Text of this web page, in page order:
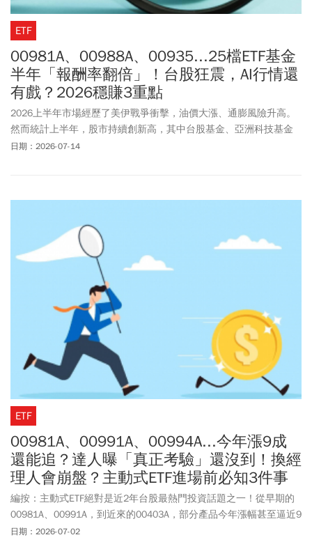
ETF
00981A、00988A、00935...25檔ETF基金
半年「報酬率翻倍」！台股狂震，AI行情還
有戲？2026穩賺3重點
2026上半年市場經歷了美伊戰爭衝擊，油價大漲、通膨風險升高。
然而統計上半年，股市持續創新高，其中台股基金、亞洲科技基金
交出了漂亮成績單，ETF市場也以台股為最大贏家。展望下半年，你
日期：2026-07-14
ETF
00981A、00991A、00994A...今年漲9成
還能追？達人曝「真正考驗」還沒到！換經
理人會崩盤？主動式ETF進場前必知3件事
編按：主動式ETF絕對是近2年台股最熱門投資話題之一！從早期的
00981A、00991A，到近來的00403A，部分產品今年漲幅甚至逼近9
成，讓不少投資人開始思考：現在還能追嗎？或者是否該把0050等
日期：2026-07-02